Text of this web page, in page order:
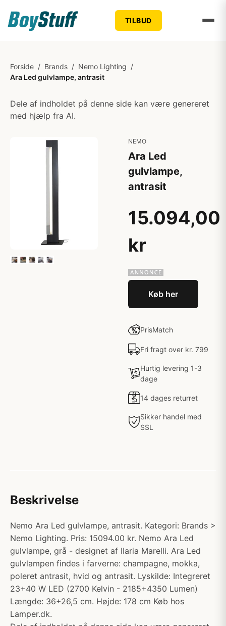
TILBUD
Forside / Brands / Nemo Lighting /
Ara Led gulvlampe, antrasit
Dele af indholdet på denne side kan være genereret
med hjælp fra AI.
NEMO
Ara Led
gulvlampe,
antrasit
15.094,00
kr
Køb her
PrisMatch
Fri fragt over kr. 799
Hurtig levering 1-3
dage
14 dages returret
Sikker handel med
SSL
Beskrivelse
Nemo Ara Led gulvlampe, antrasit. Kategori: Brands >
Nemo Lighting. Pris: 15094.00 kr. Nemo Ara Led
gulvlampe, grå - designet af IIaria Marelli. Ara Led
gulvlampen findes i farverne: champagne, mokka,
poleret antrasit, hvid og antrasit. Lyskilde: Integreret
23+40 W LED (2700 Kelvin - 2185+4350 Lumen)
Længde: 36+26,5 cm. Højde: 178 cm Køb hos
Lamper.dk.